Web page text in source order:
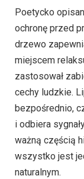
Poetycko
ochronę przed
drzewo
miejscem
zastosował
ce­chy ludz­kie.
bezpośrednio,
i odbiera
ważną częścią
wszystko jest
naturalnym.